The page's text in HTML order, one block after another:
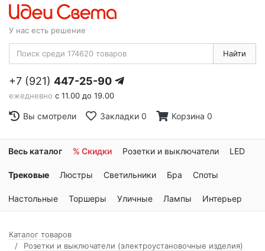
У нас есть решение
Найти
+7 (921) 447-25-90
ежедневно с 11.00 до 19.00
Вы смотрели Закладки 0 Корзина 0
Весь каталог % Скидки Розетки и выключатели LED
Трековые Люстры Светильники Бра Споты
Настольные Торшеры Уличные Лампы Интерьер
Каталог товаров
Розетки и выключатели (электроустановочные изделия)